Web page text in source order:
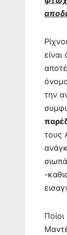
την
τους
-